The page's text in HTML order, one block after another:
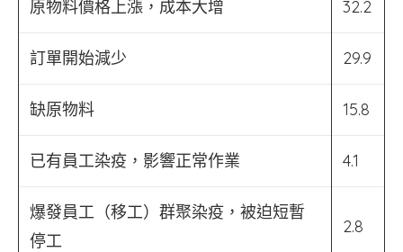
原物料價格上漲，成本大增 32.2
訂單開始減少 29.9
缺原物料 15.8
已有員工染疫，影響正常作業 4.1
爆發員工（移工）群聚染疫，被迫短暫
停工
2.8